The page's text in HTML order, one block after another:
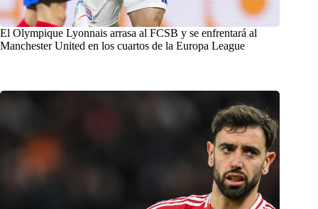
El Olympique Lyonnais arrasa al FCSB y se enfrentará al
Manchester United en los cuartos de la Europa League